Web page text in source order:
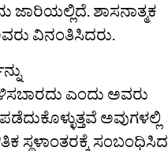
ಜಾರಿಯಲ್ಲಿದೆ. ಶಾಸನಾತ್ಮಕ
ವಿನಂತಿಸಿದರು.
ಎಂದು ಅವರು
ಅವುಗಳಲ್ಲಿ
ಸ್ಥಳಾಂತರಕ್ಕೆ ಸಂಬಂಧಿಸಿದ